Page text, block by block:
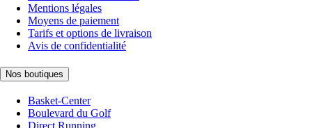
Mentions légales
Moyens de paiement
Tarifs et options de livraison
Avis de confidentialité
Nos boutiques
Basket-Center
Boulevard du Golf
Direct Running